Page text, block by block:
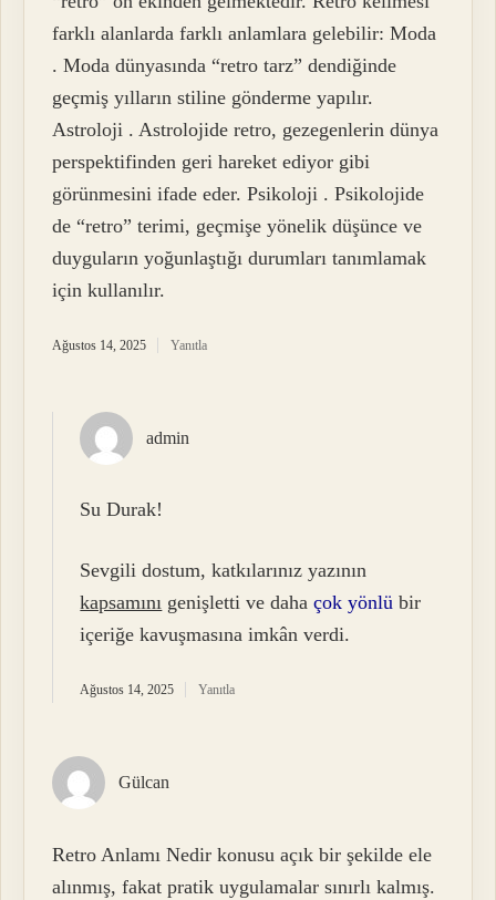
farklı alanlarda farklı anlamlara gelebilir: Moda
. Moda dünyasında “retro tarz” dendiğinde
geçmiş yılların stiline gönderme yapılır.
Astroloji . Astrolojide retro, gezegenlerin dünya
perspektifinden geri hareket ediyor gibi
görünmesini ifade eder. Psikoloji . Psikolojide
de “retro” terimi, geçmişe yönelik düşünce ve
duyguların yoğunlaştığı durumları tanımlamak
için kullanılır.
Ağustos 14, 2025 Yanıtla
admin
Su Durak!
Sevgili dostum, katkılarınız yazının
kapsamını genişletti ve dahaçok yönlü bir
içeriğe kavuşmasına imkân verdi.
Ağustos 14, 2025 Yanıtla
Gülcan
Retro Anlamı Nedir konusu açık bir şekilde ele
alınmış, fakat pratik uygulamalar sınırlı kalmış.